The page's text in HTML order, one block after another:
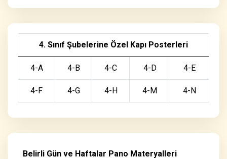
4. Sınıf Şubelerine Özel Kapı Posterleri
4-A 4-B 4-C 4-D 4-E
4-F 4-G 4-H 4-M 4-N
Belirli Gün ve Haftalar Pano Materyalleri